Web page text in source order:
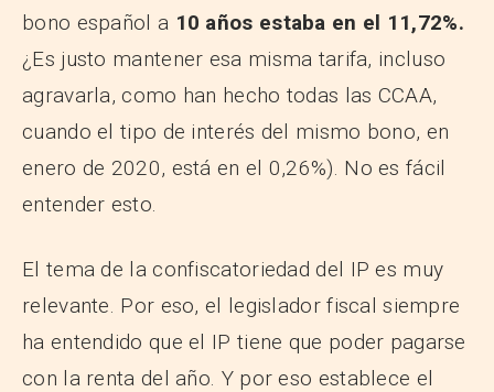
bono español a 10 años estaba en el 11,72%.
¿Es justo mantener esa misma tarifa, incluso
agravarla, como han hecho todas las CCAA,
cuando el tipo de interés del mismo bono, en
enero de 2020, está en el 0,26%). No es fácil
entender esto.
El tema de la confiscatoriedad del IP es muy
relevante. Por eso, el legislador fiscal siempre
ha entendido que el IP tiene que poder pagarse
con la renta del año. Y por eso establece el